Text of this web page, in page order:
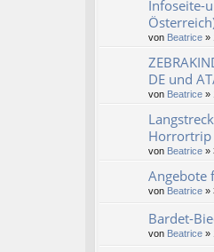
Infoseite-
von Beatrice »
DE und
von Beatrice »
Horrortrip
von Beatrice »
Angebote
von Beatrice »
Bardet-
von Beatrice »